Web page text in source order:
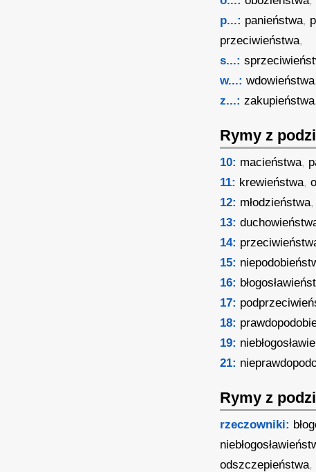
p...: panieństwa,
przeciwieństwa,
s...:
w...: wdowieństwa,
z...: zakupieństwa,
Rymy z
10: macieństwa,
11: krewieństwa,
12: młodzieństwa
13:
14:
15:
16:
17:
18:
19:
21:
Rymy z
rzeczowniki:
odszczepieństwa,